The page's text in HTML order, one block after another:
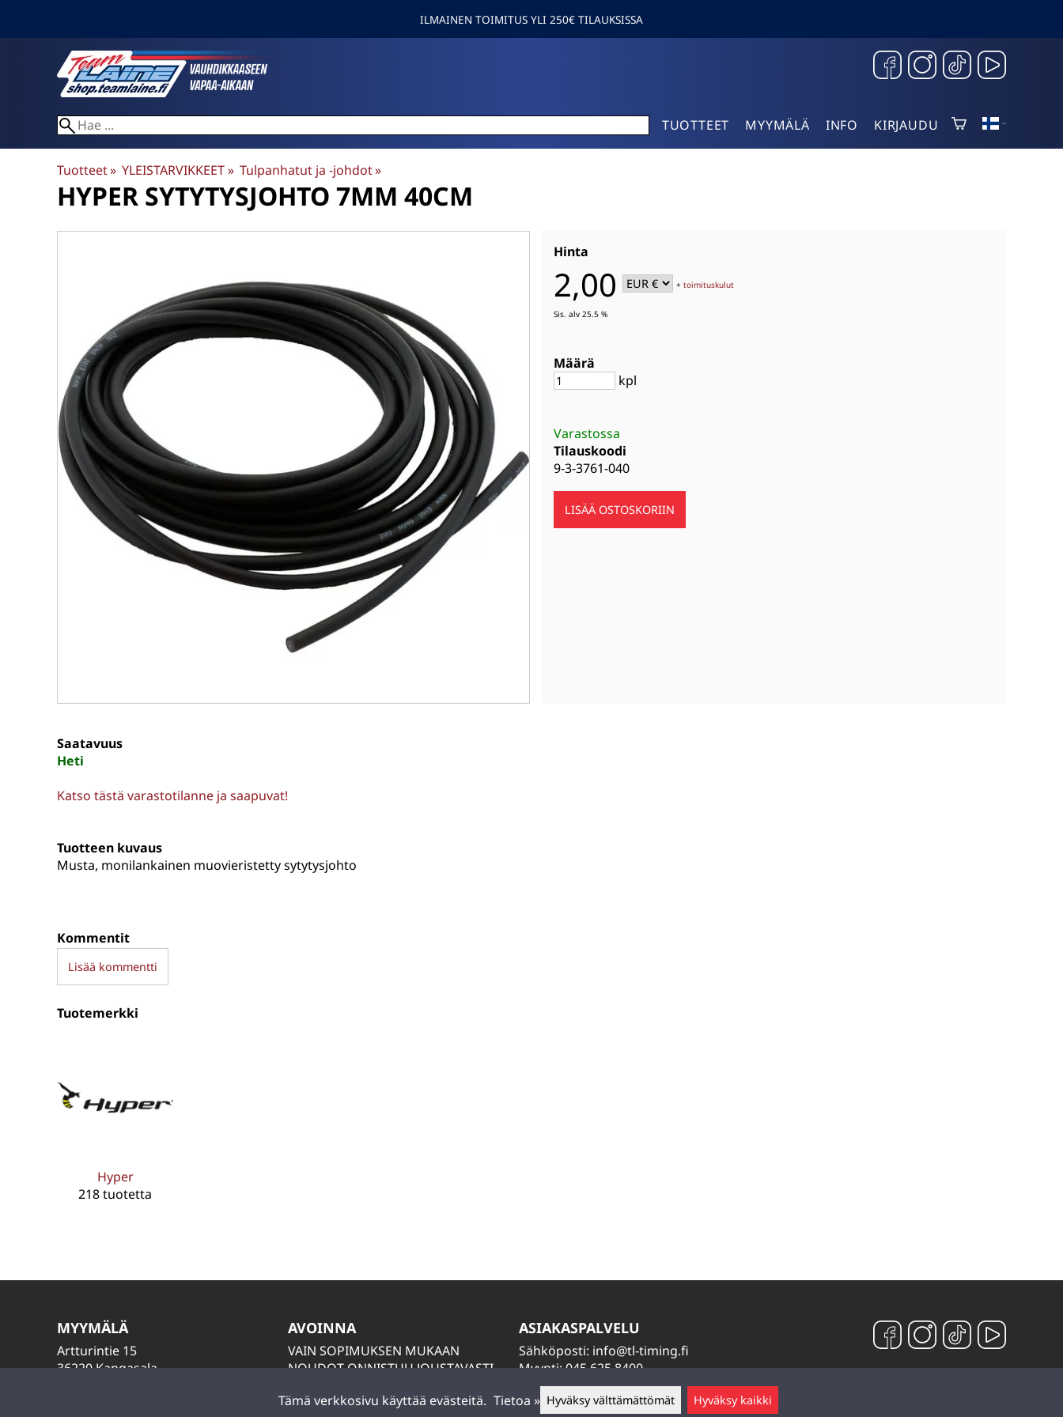
ILMAINEN TOIMITUS YLI 250€ TILAUKSISSA
TUOTTEET MYYMÄLÄ INFO KIRJAUDU
Tuotteet‪» YLEISTARVIKKEET‪» Tulpanhatut ja -johdot‪»
HYPER SYTYTYSJOHTO 7MM 40CM
Hinta
2,00 +toimituskulut
Sis. alv 25.5 %
Määrä
kpl
Varastossa
Tilauskoodi
9-3-3761-040
Saatavuus
Heti
Katso tästä varastotilanne ja saapuvat!
Tuotteen kuvaus
Musta, monilankainen muovieristetty sytytysjohto
Kommentit
Lisää kommentti
Tuotemerkki
Hyper
218 tuotetta
MYYMÄLÄ
Artturintie 15
36220 Kangasala
AVOINNA
VAIN SOPIMUKSEN MUKAAN
NOUDOT ONNISTUU JOUSTAVASTI
ASIAKASPALVELU
Sähköposti: info@tl-timing.fi
Myynti: 045 625 8400
Huolto: 045 884 2000
Tämä verkkosivu käyttää evästeitä. Tietoa » Hyväksy välttämättömät Hyväksy kaikki